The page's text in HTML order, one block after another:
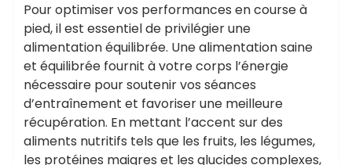
Pour optimiser vos performances en course à
pied, il est essentiel de privilégier une
alimentation équilibrée. Une alimentation saine
et équilibrée fournit à votre corps l’énergie
nécessaire pour soutenir vos séances
d’entraînement et favoriser une meilleure
récupération. En mettant l’accent sur des
aliments nutritifs tels que les fruits, les légumes,
les protéines maigres et les glucides complexes,